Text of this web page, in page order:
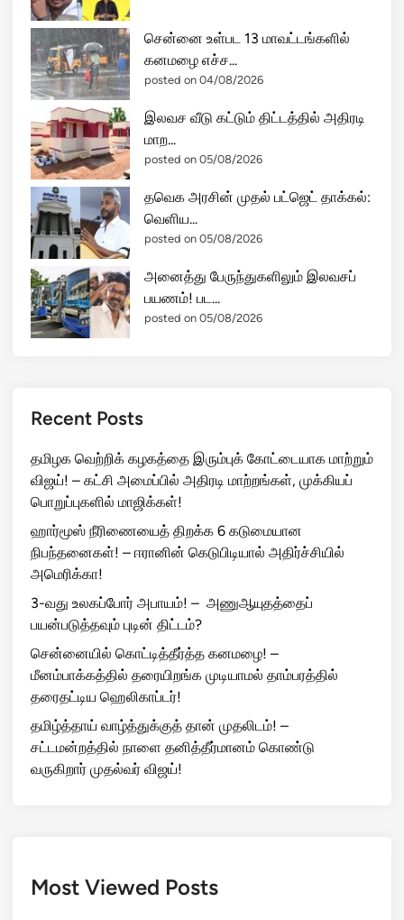
சென்னை உள்பட 13 மாவட்டங்களில்
கனமழை எச்ச...
posted on 04/08/2026
இலவச வீடு கட்டும் திட்டத்தில் அதிரடி
மாற...
posted on 05/08/2026
தவெக அரசின் முதல் பட்ஜெட் தாக்கல்:
வெளிய...
posted on 05/08/2026
அனைத்து பேருந்துகளிலும் இலவசப்
பயணம்! பட...
posted on 05/08/2026
Recent Posts
தமிழக வெற்றிக் கழகத்தை இரும்புக் கோட்டையாக மாற்றும்
விஜய்! – கட்சி அமைப்பில் அதிரடி மாற்றங்கள், முக்கியப்
பொறுப்புகளில் மாஜிக்கள்!
ஹார்மூஸ் நீரிணையைத் திறக்க 6 கடுமையான
நிபந்தனைகள்! – ஈரானின் கெடுபிடியால் அதிர்ச்சியில்
அமெரிக்கா!
3-வது உலகப்போர் அபாயம்! – அணுஆயுதத்தைப்
பயன்படுத்தவும் புடின் திட்டம்?
சென்னையில் கொட்டித்தீர்த்த கனமழை! –
மீனம்பாக்கத்தில் தரையிறங்க முடியாமல் தாம்பரத்தில்
தரைதட்டிய ஹெலிகாப்டர்!
தமிழ்த்தாய் வாழ்த்துக்குத் தான் முதலிடம்! –
சட்டமன்றத்தில் நாளை தனித்தீர்மானம் கொண்டு
வருகிறார் முதல்வர் விஜய்!
Most Viewed Posts